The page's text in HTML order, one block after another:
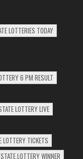
LOTTERIES TODAY
6 PM RESULT
LOTTERY LIVE
LOTTERY TICKETS
LOTTERY WINNER